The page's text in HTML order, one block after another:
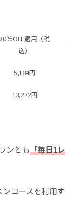
20％OFF適用（税
込）
5,184円
13,272円
ンとも「毎日1レ
コースを利用す